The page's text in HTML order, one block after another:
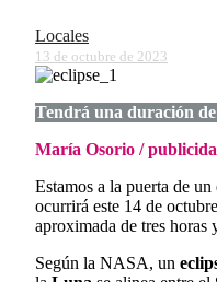
Locales
13 de octubre de 2023
Tendrá una duración
María Osorio /
Estamos a la puerta de
ocurrirá este 14 de
aproximada de tres horas
Según la NASA, un